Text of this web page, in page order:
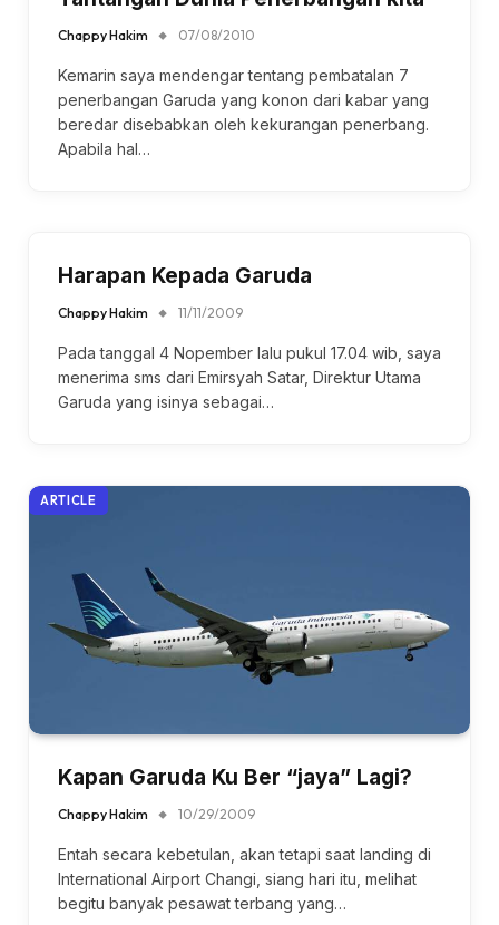
Chappy Hakim 07/08/2010
Kemarin saya mendengar tentang pembatalan 7
penerbangan Garuda yang konon dari kabar yang
beredar disebabkan oleh kekurangan penerbang.
Apabila hal…
Harapan Kepada Garuda
Chappy Hakim 11/11/2009
Pada tanggal 4 Nopember lalu pukul 17.04 wib, saya
menerima sms dari Emirsyah Satar, Direktur Utama
Garuda yang isinya sebagai…
ARTICLE
Kapan Garuda Ku Ber “jaya” Lagi?
Chappy Hakim 10/29/2009
Entah secara kebetulan, akan tetapi saat landing di
International Airport Changi, siang hari itu, melihat
begitu banyak pesawat terbang yang…